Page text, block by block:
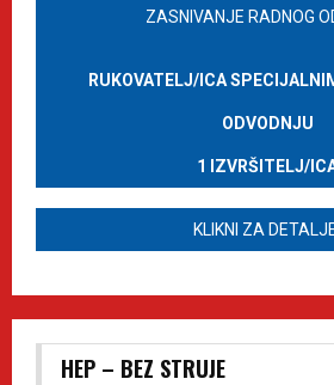
ZASNIVANJE RADNOG
RUKOVATELJ/ICA
ODVODNJU
1 IZVRŠITELJ/
KLIKNI ZA
HEP – BEZ STRUJE